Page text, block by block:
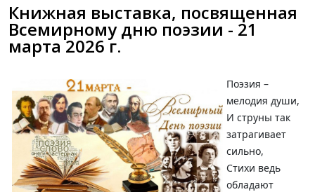
Книжная выставка, посвященная
Всемирному дню поэзии - 21
марта 2026 г.
Поэзия –
мелодия души,
И струны так
затрагивает
сильно,
Стихи ведь
обладают